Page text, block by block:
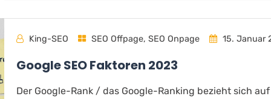
King-SEO SEO Offpage,SEO Onpage 15. Januar
Google SEO Faktoren 2023
Der Google-Rank / das Google-Ranking bezieht sich